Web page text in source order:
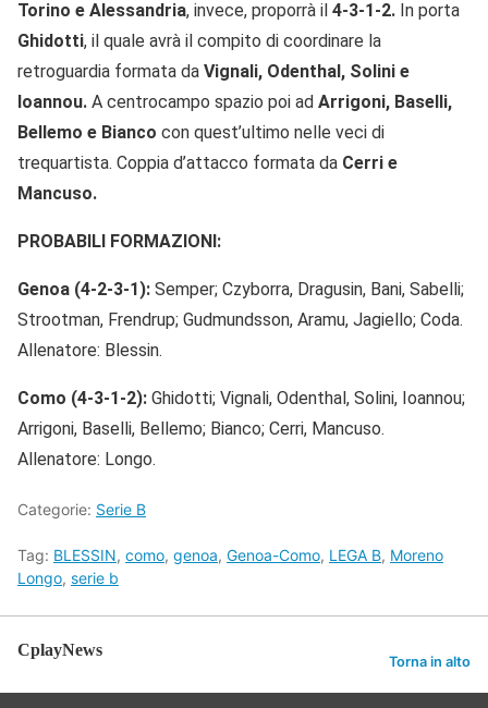
Torino e Alessandria, invece, proporrà il 4-3-1-2. In porta
Ghidotti, il quale avrà il compito di coordinare la
retroguardia formata da Vignali, Odenthal, Solini e
Ioannou. A centrocampo spazio poi ad Arrigoni, Baselli,
Bellemo e Bianco con quest’ultimo nelle veci di
trequartista. Coppia d’attacco formata da Cerri e
Mancuso.
PROBABILI FORMAZIONI:
Genoa (4-2-3-1): Semper; Czyborra, Dragusin, Bani, Sabelli;
Strootman, Frendrup; Gudmundsson, Aramu, Jagiello; Coda.
Allenatore: Blessin.
Como (4-3-1-2): Ghidotti; Vignali, Odenthal, Solini, Ioannou;
Arrigoni, Baselli, Bellemo; Bianco; Cerri, Mancuso.
Allenatore: Longo.
Categorie: Serie B
Tag: BLESSIN, como, genoa, Genoa-Como, LEGA B, Moreno
Longo, serie b
CplayNews
Torna in alto